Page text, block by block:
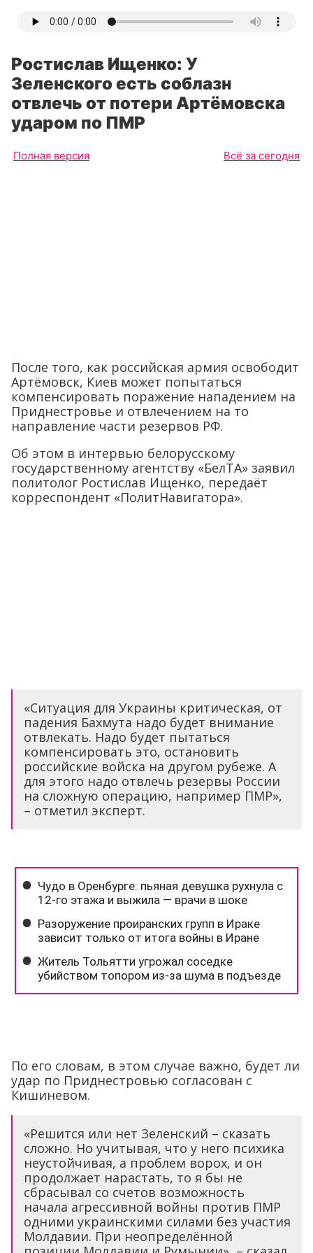
Ростислав Ищенко: У
Зеленского есть соблазн
отвлечь от потери Артёмовска
ударом по ПМР
Полная версия Всё за сегодня
После того, как российская армия освободит
Артёмовск, Киев может попытаться
компенсировать поражение нападением на
Приднестровье и отвлечением на то
направление части резервов РФ.
Об этом в интервью белорусскому
государственному агентству «БелТА» заявил
политолог Ростислав Ищенко, передаёт
корреспондент «ПолитНавигатора».
«Ситуация для Украины критическая, от
падения Бахмута надо будет внимание
отвлекать. Надо будет пытаться
компенсировать это, остановить
российские войска на другом рубеже. А
для этого надо отвлечь резервы России
на сложную операцию, например ПМР»,
– отметил эксперт.
По его словам, в этом случае важно, будет ли
удар по Приднестровью согласован с
Кишиневом.
«Решится или нет Зеленский – сказать
сложно. Но учитывая, что у него психика
неустойчивая, а проблем ворох, и он
продолжает нарастать, то я бы не
сбрасывал со счетов возможность
начала агрессивной войны против ПМР
одними украинскими силами без участия
Молдавии. При неопределённой